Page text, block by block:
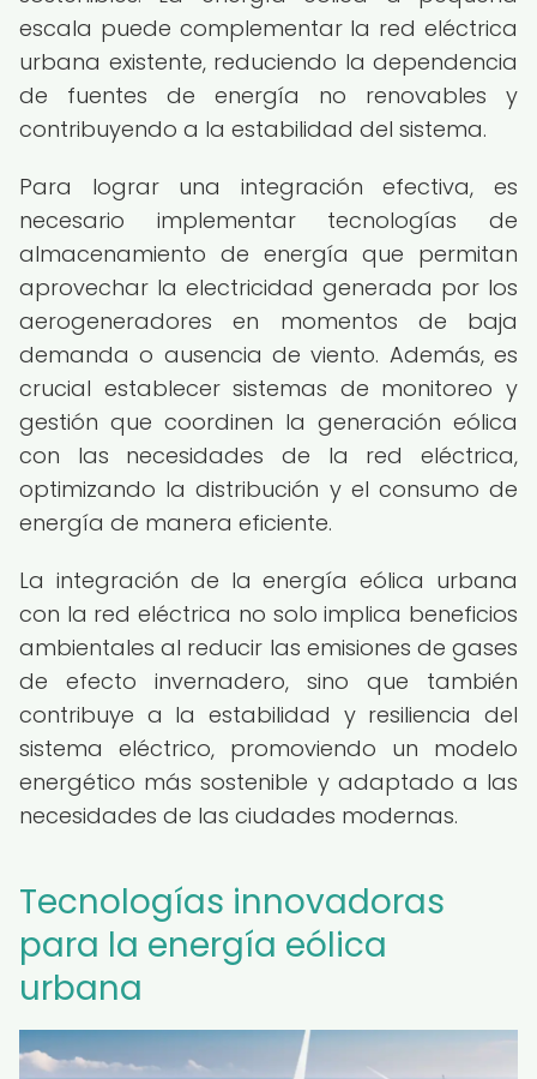
escala puede complementar la red eléctrica
urbana existente, reduciendo la dependencia
de fuentes de energía no renovables y
contribuyendo a la estabilidad del sistema.
Para lograr una integración efectiva, es
necesario implementar tecnologías de
almacenamiento de energía que permitan
aprovechar la electricidad generada por los
aerogeneradores en momentos de baja
demanda o ausencia de viento. Además, es
crucial establecer sistemas de monitoreo y
gestión que coordinen la generación eólica
con las necesidades de la red eléctrica,
optimizando la distribución y el consumo de
energía de manera eficiente.
La integración de la energía eólica urbana
con la red eléctrica no solo implica beneficios
ambientales al reducir las emisiones de gases
de efecto invernadero, sino que también
contribuye a la estabilidad y resiliencia del
sistema eléctrico, promoviendo un modelo
energético más sostenible y adaptado a las
necesidades de las ciudades modernas.
Tecnologías innovadoras
para la energía eólica
urbana